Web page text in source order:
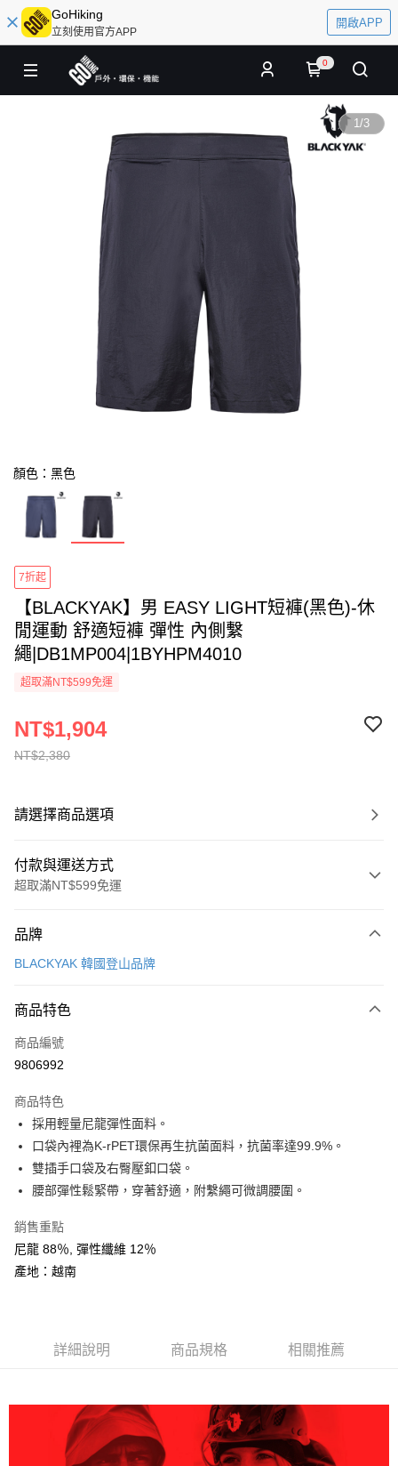
GoHiking
立刻使用官方APP
開啟APP
0
1/3
顏色：黑色
7折起
【BLACKYAK】男 EASY LIGHT短褲(黑色)-休
閒運動 舒適短褲 彈性 內側繫
繩|DB1MP004|1BYHPM4010
超取滿NT$599免運
NT$2,380
NT$1,904
請選擇商品選項
付款與運送方式
超取滿NT$599免運
信用卡一次付款
LINE Pay
Apple Pay
悠遊付
Google Pay
全盈+PAY
相關說明
【關於「AFTEE先享後付」】
AFTEE先享後付是「在收到商品之後才付款」的支付方式。 讓您購物簡單
２．訂單成立數日內，您將收到繳費通知簡訊。
３．收到繳費通知簡訊後14天內，點擊此簡訊中的連結，可透過四大超商／
ATM／網路銀行／等多元方式進行付款，方視為交易完成。
※ 請注意：結帳手續完成當下不需立刻繳費，但若您需要取消訂單，請聯絡
ATM付款
每筆NT$60，滿NT$599(含以上)免運費
每筆NT$60，滿NT$599(含以上)免運費
萊爾富取貨付款
品牌
BLACKYAK 韓國登山品牌
商品特色
商品編號
9806992
商品特色
採用輕量尼龍彈性面料。
口袋內裡為K-rPET環保再生抗菌面料，抗菌率達99.9%。
雙插手口袋及右臀壓釦口袋。
腰部彈性鬆緊帶，穿著舒適，附繫繩可微調腰圍。
銷售重點
尼龍 88％, 彈性纖維 12％
產地：越南
詳細說明 商品規格 相關推薦